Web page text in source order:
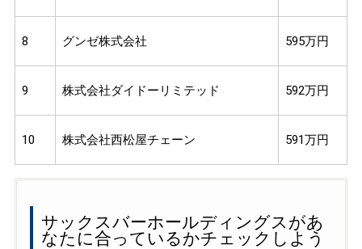
8 グンゼ株式会社 595万円
9 株式会社ダイドーリミテッド 592万円
10 株式会社西松屋チェーン 591万円
サックスバーホールディングスがあ
なたに合っているかチェックしよう